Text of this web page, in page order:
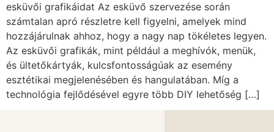
esküvői grafikáidat Az esküvő szervezése során
számtalan apró részletre kell figyelni, amelyek mind
hozzájárulnak ahhoz, hogy a nagy nap tökéletes legyen.
Az esküvői grafikák, mint például a meghívók, menük,
és ültetőkártyák, kulcsfontosságúak az esemény
esztétikai megjelenésében és hangulatában. Míg a
technológia fejlődésével egyre több DIY lehetőség […]